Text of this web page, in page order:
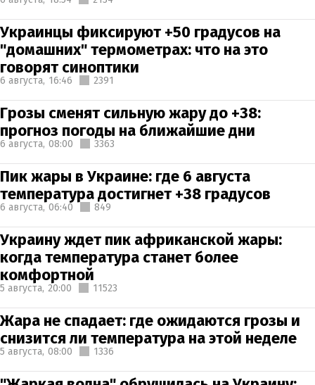
Украинцы фиксируют +50 градусов на
"домашних" термометрах: что на это
говорят синоптики
6 августа, 16:46 2391
Грозы сменят сильную жару до +38:
прогноз погоды на ближайшие дни
6 августа, 08:00 3363
Пик жары в Украине: где 6 августа
температура достигнет +38 градусов
6 августа, 06:40 849
Украину ждет пик африканской жары:
когда температура станет более
комфортной
5 августа, 20:00 11523
Жара не спадает: где ожидаются грозы и
снизится ли температура на этой неделе
5 августа, 08:00 1336